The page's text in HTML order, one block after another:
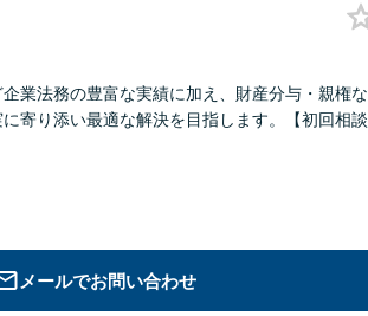
業法務の豊富な実績に加え、財産分与・親権な
寄り添い最適な解決を目指します。【初回相談
メールでお問い合わせ